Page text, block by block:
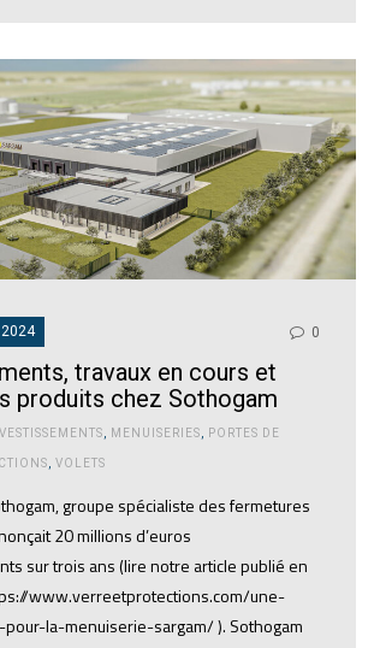
2024 0
travaux en cours et
produits chez Sothogam
, MENUISERIES, PORTES DE
, VOLETS
groupe spécialiste des fermetures
20 millions d’euros
sur trois ans (lire notre article publié en
www.verreetprotections.com/une-
la-menuiserie-sargam/ ). Sothogam